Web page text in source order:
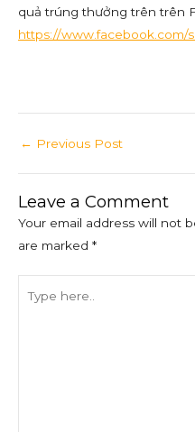
quả trúng thưởng trên trên
https://www.facebook.com/
← Previous Post
Leave a Comment
Your email address will not
are marked *
here..